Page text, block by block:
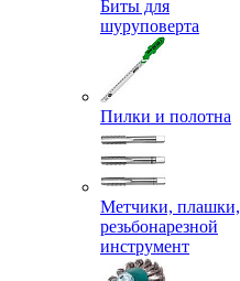
Биты для
шуруповерта
Пилки и полотна
Метчики, плашки,
резьбонарезной
инструмент